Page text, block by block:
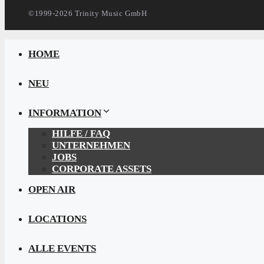
©1999-2026 Trinity Music GmbH
HOME
NEU
INFORMATION
HILFE / FAQ
UNTERNEHMEN
JOBS
CORPORATE ASSETS
OPEN AIR
LOCATIONS
ALLE EVENTS